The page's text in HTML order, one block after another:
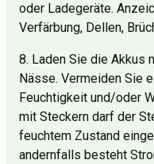
oder Ladegeräte.
Verfärbung, Dellen,
8. Laden Sie die Akkus
Nässe. Vermeiden Sie
Feuchtigkeit und/oder
mit Steckern darf der
feuchtem Zustand
andernfalls besteht